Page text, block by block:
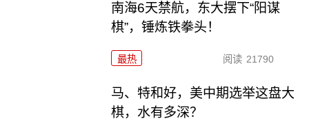
南海6天禁航，东大摆下“阳谋
棋”，锤炼铁拳头！
最热 阅读 21790
马、特和好，美中期选举这盘大
棋，水有多深？